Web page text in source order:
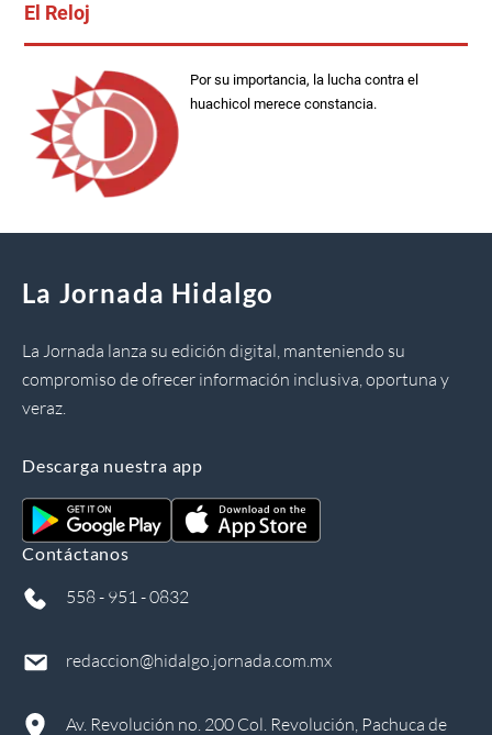
El Reloj
Por su importancia, la lucha contra el
huachicol merece constancia.
La Jornada Hidalgo
La Jornada lanza su edición digital, manteniendo su
compromiso de ofrecer información inclusiva, oportuna y
veraz.
Descarga nuestra app
Contáctanos
558 - 951 - 0832
redaccion@hidalgo.jornada.com.mx
Av. Revolución no. 200 Col. Revolución, Pachuca de